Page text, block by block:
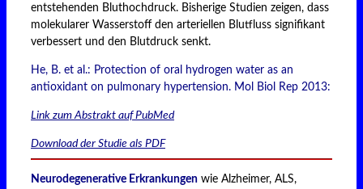
entstehenden Bluthochdruck. Bisherige Studien zeigen, dass
molekularer Wasserstoff den arteriellen Blutfluss signifikant
verbessert und den Blutdruck senkt.
He, B. et al.: Protection of oral hydrogen water as an
antioxidant on pulmonary hypertension. Mol Biol Rep 2013:
Link zum Abstrakt auf PubMed
Download der Studie als PDF
Neurodegenerative Erkrankungen wie Alzheimer, ALS,